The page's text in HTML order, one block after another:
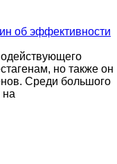
об эффективности
но также он
Среди большого
на